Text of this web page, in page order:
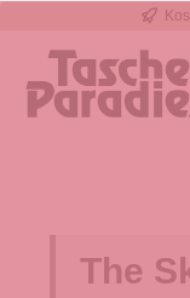
Zur
The